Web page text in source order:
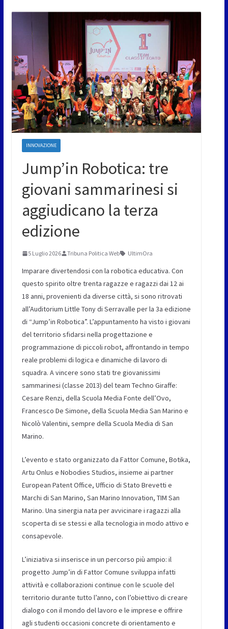
INNOVAZIONE
Jump’in Robotica: tre
giovani sammarinesi si
aggiudicano la terza
edizione
5 Luglio 2026 Tribuna Politica Web UltimOra
Imparare divertendosi con la robotica educativa. Con
questo spirito oltre trenta ragazze e ragazzi dai 12 ai
18 anni, provenienti da diverse città, si sono ritrovati
all’Auditorium Little Tony di Serravalle per la 3a edizione
di “Jump’in Robotica”. L’appuntamento ha visto i giovani
del territorio sfidarsi nella progettazione e
programmazione di piccoli robot, affrontando in tempo
reale problemi di logica e dinamiche di lavoro di
squadra. A vincere sono stati tre giovanissimi
sammarinesi (classe 2013) del team Techno Giraffe:
Cesare Renzi, della Scuola Media Fonte dell’Ovo,
Francesco De Simone, della Scuola Media San Marino e
Nicolò Valentini, sempre della Scuola Media di San
Marino.
L’evento e stato organizzato da Fattor Comune, Botika,
Artu Onlus e Nobodies Studios, insieme ai partner
European Patent Office, Ufficio di Stato Brevetti e
Marchi di San Marino, San Marino Innovation, TIM San
Marino. Una sinergia nata per avvicinare i ragazzi alla
scoperta di se stessi e alla tecnologia in modo attivo e
consapevole.
L’iniziativa si inserisce in un percorso più ampio: il
progetto Jump’in di Fattor Comune sviluppa infatti
attività e collaborazioni continue con le scuole del
territorio durante tutto l’anno, con l’obiettivo di creare
dialogo con il mondo del lavoro e le imprese e offrire
agli studenti occasioni concrete di orientamento e